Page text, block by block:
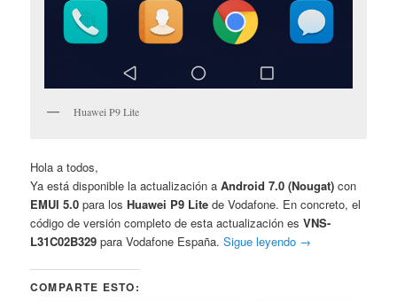
Huawei P9 Lite
Hola a todos,
Ya está disponible la actualización aAndroid 7.0 (Nougat)con
EMUI 5.0 para losHuawei P9 Litede Vodafone. En concreto, el
código de versión completo de esta actualización esVNS-
L31C02B329 para Vodafone España.Sigue leyendo →
COMPARTE ESTO: